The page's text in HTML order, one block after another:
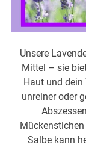
Unsere
Mittel – sie
Haut und
unreiner oder
Salbe kann